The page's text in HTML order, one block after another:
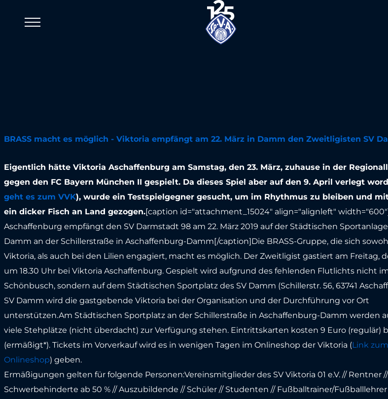
06. März 2019
BRASS macht es möglich - Viktoria empfängt am 22. März in Damm den Zweitligisten SV
Eigentlich hätte Viktoria Aschaffenburg am Samstag, den 23. März, zuhause in der
gegen den FC Bayern München II gespielt. Da dieses Spiel aber auf den 9. April verlegt
geht es zum VVK), wurde ein Testspielgegner gesucht, um im Rhythmus zu bleiben und
ein dicker Fisch an Land gezogen.[caption id="attachment_15024" align="alignleft"
Aschaffenburg empfängt den SV Darmstadt 98 am 22. März 2019 auf der Städtischen Sportanlage
Damm an der Schillerstraße in Aschaffenburg-Damm[/caption]Die BRASS-Gruppe, die sich
Viktoria, als auch bei den Lilien engagiert, macht es möglich. Der Zweitligist gastiert am Freitag,
um 18.30 Uhr bei Viktoria Aschaffenburg. Gespielt wird aufgrund des fehlenden Flutlichts nicht
Schönbusch, sondern auf dem Städtischen Sportplatz des SV Damm (Schillerstr. 56, 63741
SV Damm wird die gastgebende Viktoria bei der Organisation und der Durchführung vor Ort
unterstützen.Am Städtischen Sportplatz an der Schillerstraße in Aschaffenburg-Damm werden
viele Stehplätze (nicht überdacht) zur Verfügung stehen. Eintrittskarten kosten 9 Euro (regulär)
(ermäßigt*). Tickets im Vorverkauf wird es in wenigen Tagen im Onlineshop der Viktoria (Link zum
Onlineshop) geben.
Ermäßigungen gelten für folgende Personen:Vereinsmitglieder des SV Viktoria 01 e.V. // Rentner //
Schwerbehinderte ab 50 % // Auszubildende // Schüler // Studenten // Fußballtrainer/Fußballlehrer